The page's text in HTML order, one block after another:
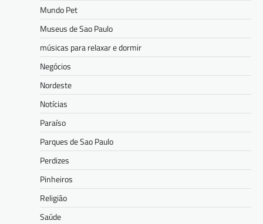
Mundo Pet
Museus de Sao Paulo
músicas para relaxar e dormir
Negócios
Nordeste
Notícias
Paraíso
Parques de Sao Paulo
Perdizes
Pinheiros
Religião
Saúde